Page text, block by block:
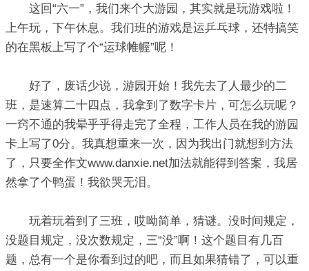
这回“六一”，我们来个大游园，其实就是玩游戏啦！
上午玩，下午休息。我们班的游戏是运乒乓球，还特搞笑
的在黑板上写了个“运球帷幄”呢！
好了，废话少说，游园开始！我先去了人最少的二
班，是速算二十四点，我拿到了数字卡片，可怎么玩呢？
一窍不通的我晕乎乎得走完了全程，工作人员在我的游园
卡上写了0分。我真想重来一次，因为我出门就想到方法
了，只要全作文www.danxie.net加法就能得到答案，我居
然拿了个鸭蛋！我欲哭无泪。
玩着玩着到了三班，哎呦简单，猜谜。没时间规定，
没题目规定，没次数规定，三“没”啊！这个题目有几百
题，总有一个是你看到过的吧，而且如果猜错了，可以重